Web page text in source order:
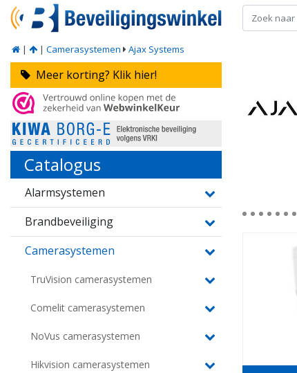
| | Camerasystemen Ajax Systems
Meer korting? Klik hier!
Catalogus
Alarmsystemen
Brandbeveiliging
Camerasystemen
TruVision camerasystemen
Comelit camerasystemen
NoVus camerasystemen
Hikvision camerasystemen